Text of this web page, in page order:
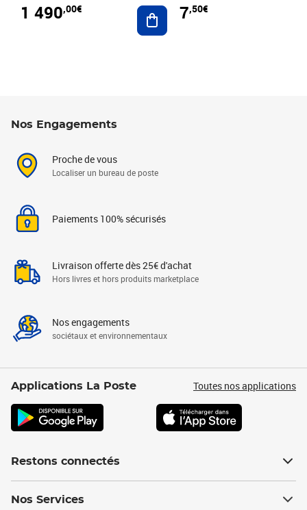
1 490,00€ Ajouter au panier
7,50€
Nos Engagements
Proche de vous
Localiser un bureau de poste
Paiements 100% sécurisés
Livraison offerte dès 25€ d'achat
Hors livres et hors produits marketplace
Nos engagements
sociétaux et environnementaux
Applications La Poste Toutes nos applications
Restons connectés
Nos Services